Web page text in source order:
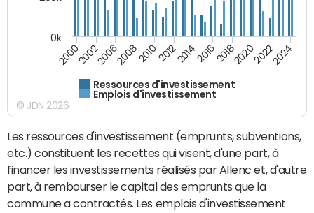
Ressources d'investissement
Emplois d'investissement
200020022006200820102012201420162018202020222024
0k
© JDN 2026
Les ressources d'investissement (emprunts, subventions,
etc.) constituent les recettes qui visent, d'une part, à
financer les investissements réalisés par Allenc et, d'autre
part, à rembourser le capital des emprunts que la
commune a contractés. Les emplois d'investissement